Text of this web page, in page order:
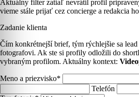
Aktuálny filter zatiaľ nevrátil profil
vieme stále prijať cez concierge a redakcia
Zadanie klienta
Čím konkrétnejší brief, tým rýchlejšie sa lead
fotografovi. Ak ste si profily odložili do
vybraným profilom. Aktuálny kontext:
Meno a priezvisko*
Telefón